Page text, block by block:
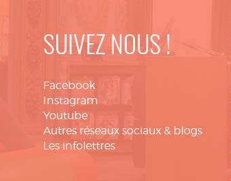
SUIVEZ NOUS !
Facebook
Instagram
Youtube
Autres réseaux sociaux & blogs
Les infolettres